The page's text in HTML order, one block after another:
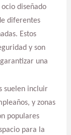
diseñado
diferentes
Estos
y son
una
suelen incluir
y zonas
populares
para la